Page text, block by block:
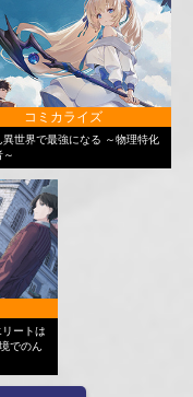
コミカライズ
異世界で最強になる ～物理特化
ートは
でのん